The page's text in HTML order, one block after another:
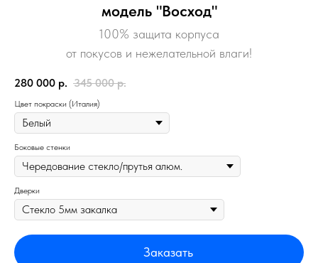
модель "Восход"
100% защита корпуса
от покусов и нежелательной влаги!
280 000 р. 345 000 р.
Цвет покраски (Италия)
Боковые стенки
Дверки
Заказать